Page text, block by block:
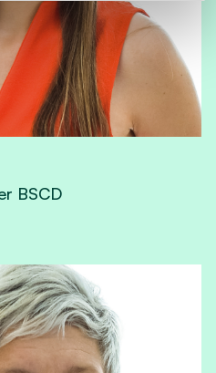
BSCD